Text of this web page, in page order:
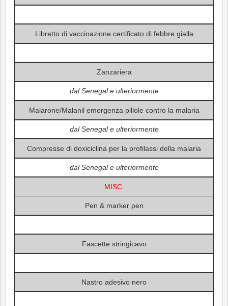
Libretto di vaccinazione certificato di febbre gialla
Zanzariera
dal Senegal e ulteriormente
Malarone/Malanil emergenza pillole contro la malaria
dal Senegal e ulteriormente
Compresse di doxiciclina per la profilassi della malaria
dal Senegal e ulteriormente
MISC.
Pen & marker pen
Fascette stringicavo
Nastro adesivo nero